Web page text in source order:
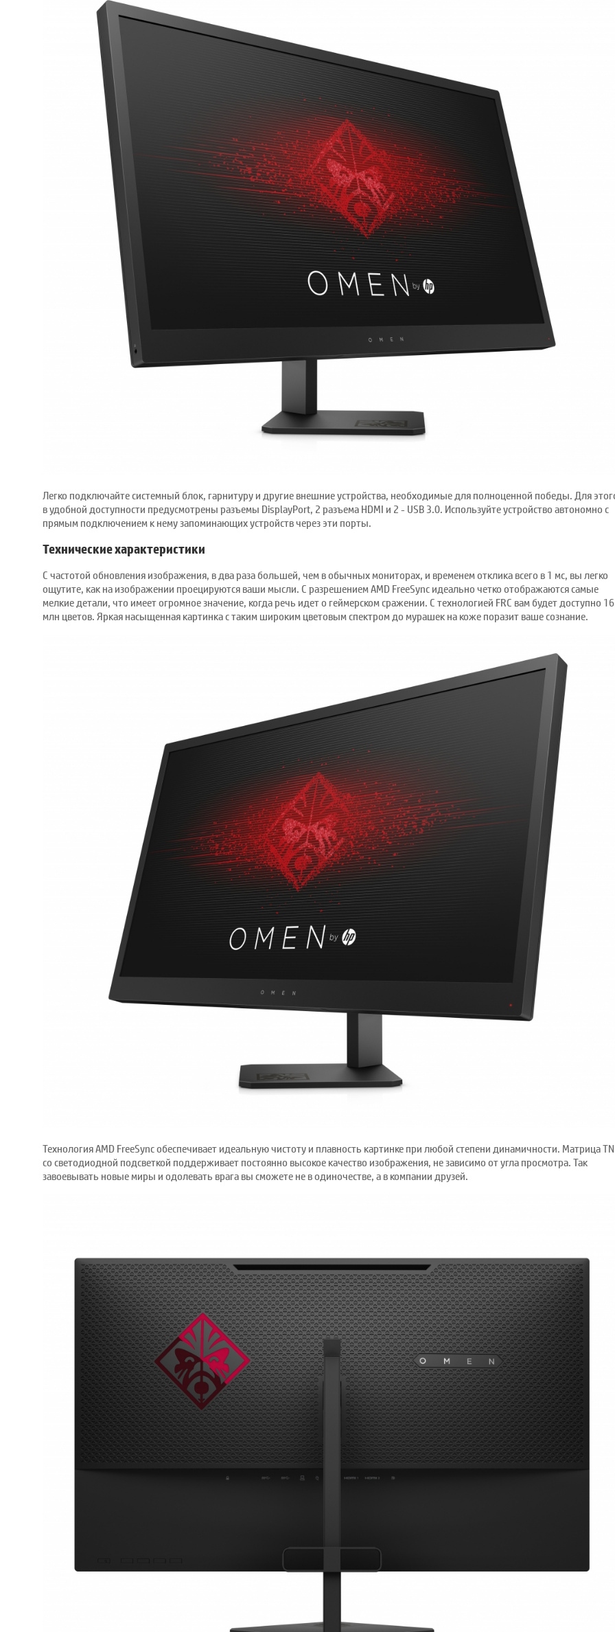
Легко подключайте системный блок, гарнитуру и другие внешние устройства, необходимые для полноценной победы. Для
в удобной доступности предусмотрены разъемы DisplayPort, 2 разъема HDMI и 2 - USB 3.0. Используйте устройство автономно с
прямым подключением к нему запоминающих устройств через эти порты.
Технические характеристики
С частотой обновления изображения, в два раза большей, чем в обычных мониторах, и временем отклика всего в 1 мс, вы легко
ощутите, как на изображении проецируются ваши мысли. С разрешением AMD FreeSync идеально четко отображаются самые
мелкие детали, что имеет огромное значение, когда речь идет о геймерском сражении. С технологией FRC вам будет доступно
млн цветов. Яркая насыщенная картинка с таким широким цветовым спектром до мурашек на коже поразит ваше сознание.
Технология AMD FreeSync обеспечивает идеальную чистоту и плавность картинке при любой степени динамичности. Матрица TN
со светодиодной подсветкой поддерживает постоянно высокое качество изображения, не зависимо от угла просмотра. Так
завоевывать новые миры и одолевать врага вы сможете не в одиночестве, а в компании друзей.